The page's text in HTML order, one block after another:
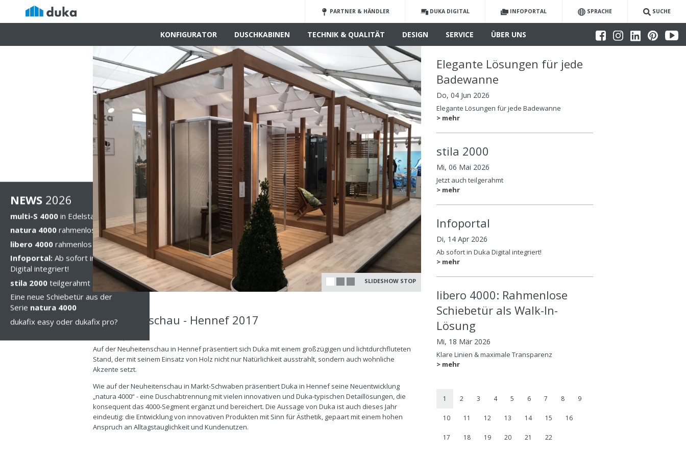
PARTNER & HÄNDLER DUKA DIGITAL INFOPORTAL SPRACHE SUCHE
KONFIGURATOR DUSCHKABINEN TECHNIK & QUALITÄT DESIGN SERVICE ÜBER UNS
SLIDESHOW STOP
Neuheitenschau - Hennef 2017
Auf der Neuheitenschau in Hennef präsentiert sich Duka mit einem großzügigen und lichtdurchfluteten
Stand, der mit seinem Einsatz von Holz nicht nur Natürlichkeit ausstrahlt, sondern auch wohnliche
Akzente setzt.
Wie auf der Neuheitenschau in Markt-Schwaben präsentiert Duka in Hennef seine Neuentwicklung
„natura 4000“ - eine Duschabtrennung mit vielen innovativen und Duka-typischen Detaillösungen, die
konsequent das 4000-Segment ergänzt und bereichert. Die Aussage von Duka ist auch dieses Jahr
eindeutig: die Entwicklung von innovativen Produkten mit Sinn für Ästhetik, gepaart mit einem hohen
Anspruch an Alltagstauglichkeit und Kundenutzen.
Elegante Lösungen für jede
Badewanne
Do, 04 Jun 2026
Elegante Lösungen für jede Badewanne
> mehr
stila 2000
Mi, 06 Mai 2026
Jetzt auch teilgerahmt
> mehr
Infoportal
Di, 14 Apr 2026
Ab sofort in Duka Digital integriert!
> mehr
libero 4000: Rahmenlose
Schiebetür als Walk-In-
Lösung
Mi, 18 Mär 2026
Klare Linien & maximale Transparenz
> mehr
1 2 3 4 5 6 7 8 9
10 11 12 13 14 15 16
17 18 19 20 21 22
NEWS 2026
multi-S 4000 in Edelstahloptik
natura 4000 rahmenlos
libero 4000 rahmenlos
Infoportal: Ab sofort in Duka
Digital integriert!
stila 2000 teilgerahmt
Eine neue Schiebetür aus der
Serie natura 4000
dukafix easy oder dukafix pro?